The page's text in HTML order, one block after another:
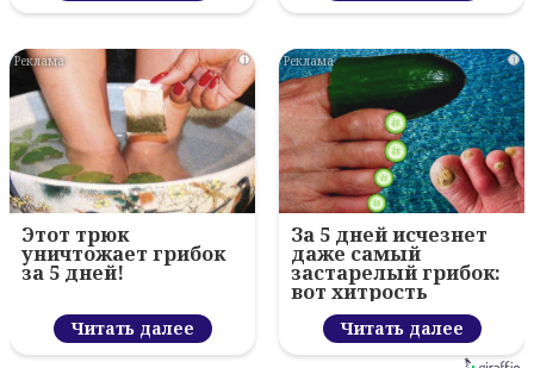
i
Этот трюк
уничтожает грибок
за 5 дней!
Читать далее
i
За 5 дней исчезнет
даже самый
застарелый грибок:
вот хитрость
Читать далее